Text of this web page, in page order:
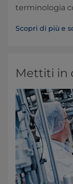
terminologia
Scopri di più e
Mettiti in